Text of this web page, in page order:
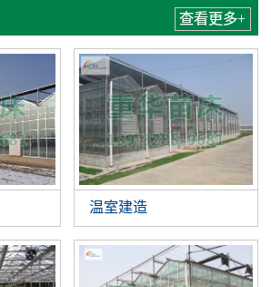
查看更多+
温室建造